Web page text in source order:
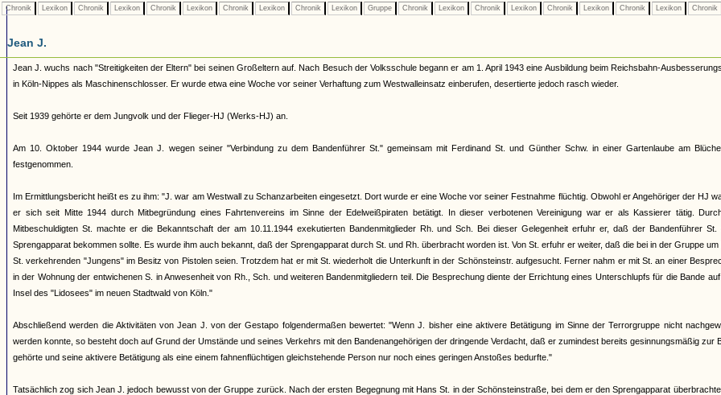
Chronik Lexikon Chronik Lexikon Chronik Lexikon Chronik Lexikon Chronik Lexikon Gruppe Chronik Lexikon Chronik Lexikon Chronik Lexikon Chronik Lexikon Chronik
Jean J.
Jean J. wuchs nach "Streitigkeiten der Eltern" bei seinen Großeltern auf. Nach Besuch der Volksschule begann er am 1. April 1943 eine Ausbildung beim Reichsbahn-
in Köln-Nippes als Maschinenschlosser. Er wurde etwa eine Woche vor seiner Verhaftung zum Westwalleinsatz einberufen, desertierte jedoch rasch wieder.
Seit 1939 gehörte er dem Jungvolk und der Flieger-HJ (Werks-HJ) an.
Am 10. Oktober 1944 wurde Jean J. wegen seiner "Verbindung zu dem Bandenführer St." gemeinsam mit Ferdinand St. und Günther Schw. in einer Gartenlaube am
festgenommen.
Im Ermittlungsbericht heißt es zu ihm: "J. war am Westwall zu Schanzarbeiten eingesetzt. Dort wurde er eine Woche vor seiner Festnahme flüchtig. Obwohl er Angehöriger der HJ
er sich seit Mitte 1944 durch Mitbegründung eines Fahrtenvereins im Sinne der Edelweißpiraten betätigt. In dieser verbotenen Vereinigung war er als Kassierer tätig.
Mitbeschuldigten St. machte er die Bekanntschaft der am 10.11.1944 exekutierten Bandenmitglieder Rh. und Sch. Bei dieser Gelegenheit erfuhr er, daß der Bandenführer St.
Sprengapparat bekommen sollte. Es wurde ihm auch bekannt, daß der Sprengapparat durch St. und Rh. überbracht worden ist. Von St. erfuhr er weiter, daß die bei in der Gruppe um
St. verkehrenden "Jungens" im Besitz von Pistolen seien. Trotzdem hat er mit St. wiederholt die Unterkunft in der Schönsteinstr. aufgesucht. Ferner nahm er mit St. an einer
in der Wohnung der entwichenen S. in Anwesenheit von Rh., Sch. und weiteren Bandenmitgliedern teil. Die Besprechung diente der Errichtung eines Unterschlupfs für die Bande
Insel des "Lidosees" im neuen Stadtwald von Köln."
Abschließend werden die Aktivitäten von Jean J. von der Gestapo folgendermaßen bewertet: "Wenn J. bisher eine aktivere Betätigung im Sinne der Terrorgruppe nicht
werden konnte, so besteht doch auf Grund der Umstände und seines Verkehrs mit den Bandenangehörigen der dringende Verdacht, daß er zumindest bereits gesinnungsmäßig zur
gehörte und seine aktivere Betätigung als eine einem fahnenflüchtigen gleichstehende Person nur noch eines geringen Anstoßes bedurfte."
Tatsächlich zog sich Jean J. jedoch bewusst von der Gruppe zurück. Nach der ersten Begegnung mit Hans St. in der Schönsteinstraße, bei dem er den Sprengapparat